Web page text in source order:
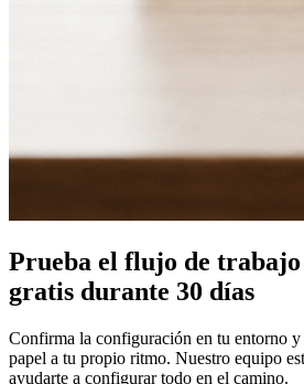
Prueba el flujo de trabajo
gratis durante 30 días
Confirma la configuración en tu entorno y
papel a tu propio ritmo. Nuestro equipo
ayudarte a configurar todo en el camino.